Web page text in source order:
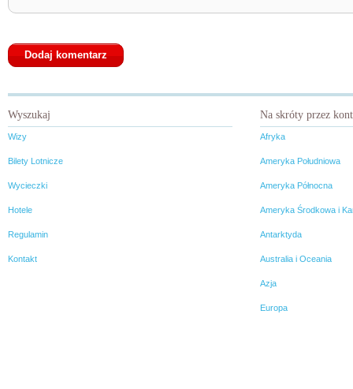
Wyszukaj
Wizy
Bilety Lotnicze
Wycieczki
Hotele
Regulamin
Kontakt
Na skróty przez
Afryka
Ameryka Południowa
Ameryka Północna
Ameryka Środkowa i
Antarktyda
Australia i Oceania
Azja
Europa